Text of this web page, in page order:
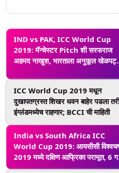
IND vs PAK, ICC World Cup
2019: मॅन्चेस्टर Pitch शी सरफराज
अहमद नाखुश, भारताला अनुकूल
ICC World Cup 2019 मधून
दुखापतग्रस्त शिखर धवन बाहेर पडला तरी
इंग्लंडमध्येच राहणार; BCCI ची माहिती
India vs South Africa ICC
World Cup 2019: आयसीसी
2019 मध्ये दक्षिण आफ्रिका पराभूत, 6 गडी
राखून भारताची विजयी सुरुवात